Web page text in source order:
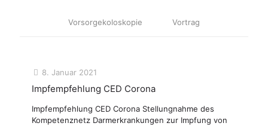
Vorsorgekoloskopie Vortrag
8. Januar 2021
Impfempfehlung CED Corona
Impfempfehlung CED Corona Stellungnahme des
Kompetenznetz Darmerkrankungen zur Impfung von